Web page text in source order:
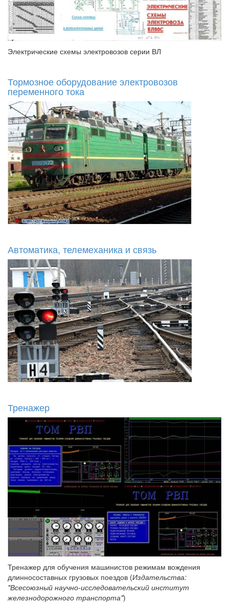
Электрические схемы электровозов серии ВЛ
Тормозное оборудование электровозов
переменного тока
Автоматика, телемеханика и связь
Тренажер
Тренажер для обучения машинистов режимам вождения
длинносоставных грузовых поездов (Издательства:
"Всесоюзный научно-исследовательский институт
железнодорожного транспорта")